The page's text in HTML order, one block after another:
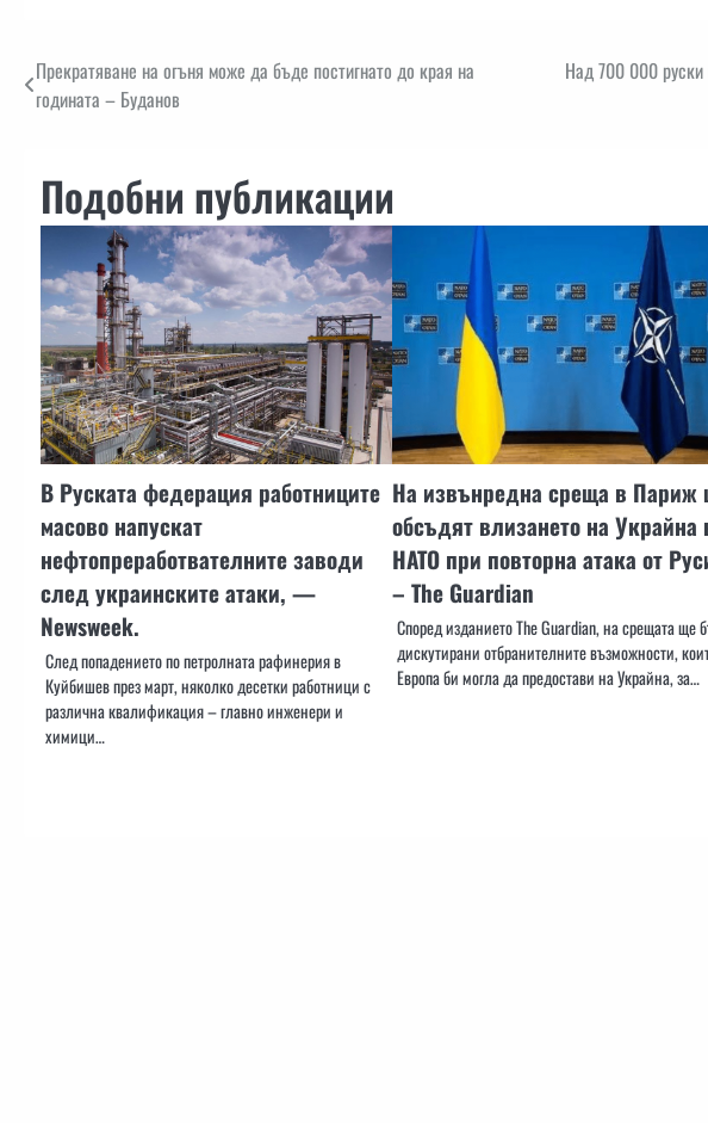
Навигация
Прекратяване на огъня може да бъде постигнато до края на
годината – Буданов
Над 700 000
Подобни публикации
В Руската федерация работниците
масово напускат
нефтопреработвателните заводи
след украинските атаки, —
Newsweek.
След попадението по петролната рафинерия в
Куйбишев през март, няколко десетки работници с
различна квалификация – главно инженери и
химици…
На извънредна среща в Париж
обсъдят влизането на Украйна
НАТО при повторна атака от
– The Guardian
Според изданието The Guardian, на срещата ще
дискутирани отбранителните възможности,
Европа би могла да предостави на Украйна, за…